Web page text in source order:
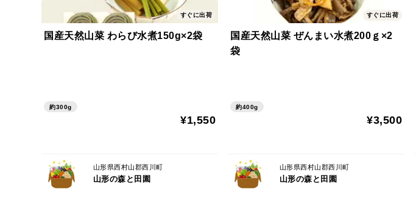
すぐに出荷
国産天然山菜 わらび水煮150g×2袋
約300g
¥1,550
山形県西村山郡西川町
山形の森と田園
すぐに出荷
国産天然山菜 ぜんまい水煮200ｇ×2
袋
約400g
¥3,500
山形県西村山郡西川町
山形の森と田園